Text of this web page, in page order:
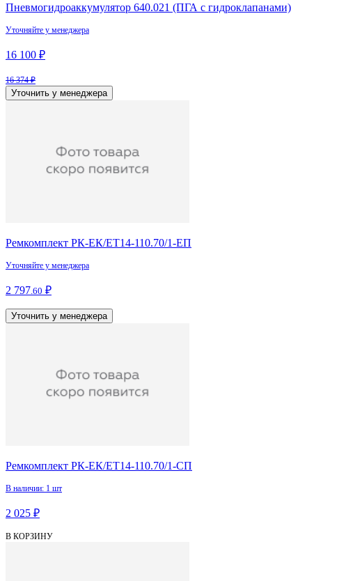
Пневмогидроаккумулятор 640.021 (ПГА с гидроклапанами)
Уточняйте у менеджера
16 100 ₽
16 374 ₽
Уточнить у менеджера
Ремкомплект РК-ЕК/ЕТ14-110.70/1-ЕП
Уточняйте у менеджера
2 797.60 ₽
Уточнить у менеджера
Ремкомплект РК-ЕК/ЕТ14-110.70/1-СП
В наличии: 1 шт
2 025 ₽
В КОРЗИНУ